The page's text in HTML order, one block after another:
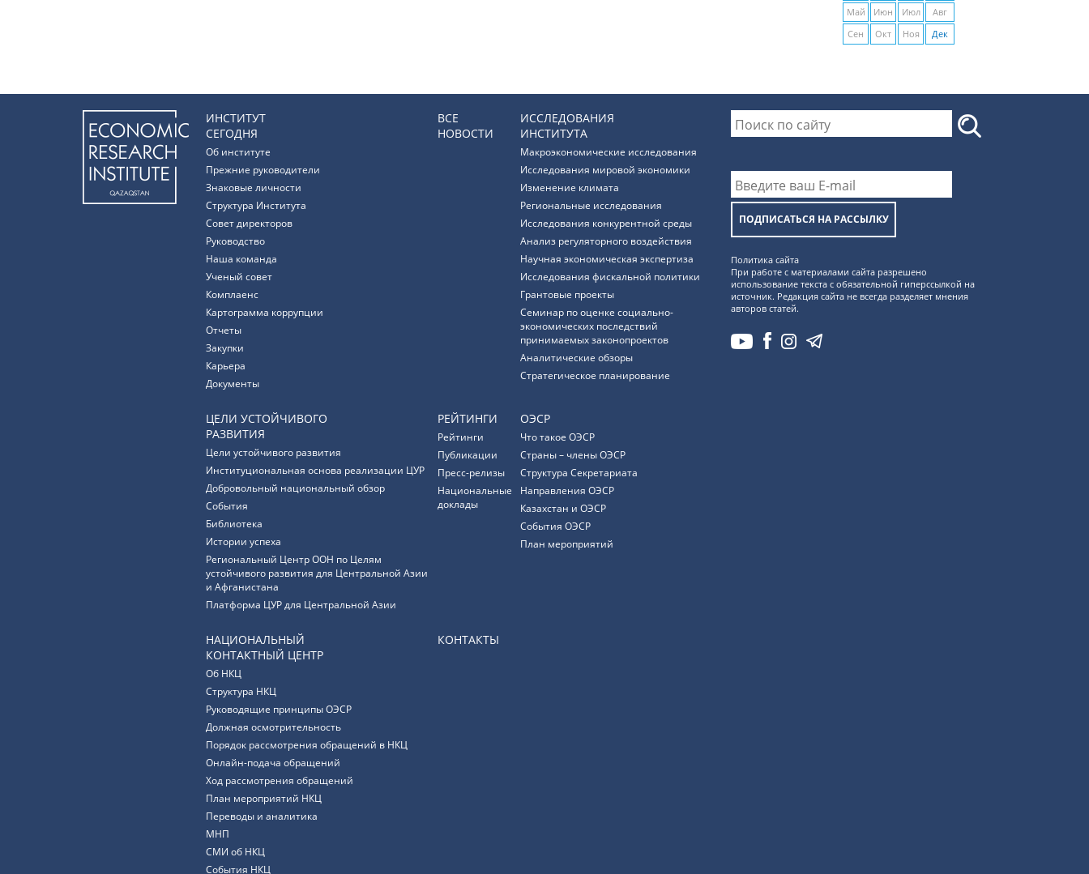
Май
Июн Июл
Авг
Сен
Окт Ноя Дек
ИНСТИТУТ
СЕГОДНЯ
Об институте
Прежние руководители
Знаковые личности
Структура Института
Совет директоров
Руководство
Наша команда
Ученый совет
Комплаенс
Картограмма коррупции
Отчеты
Закупки
Карьера
Документы
ВСЕ
НОВОСТИ
ИССЛЕДОВАНИЯ
ИНСТИТУТА
Макроэкономические исследования
Исследования мировой экономики
Изменение климата
Региональные исследования
Исследования конкурентной среды
Анализ регуляторного воздействия
Научная экономическая экспертиза
Исследования фискальной политики
Грантовые проекты
Семинар по оценке социально-
экономических последствий
принимаемых законопроектов
Аналитические обзоры
Стратегическое планирование
ЦЕЛИ УСТОЙЧИВОГО
РАЗВИТИЯ
Цели устойчивого развития
Институциональная основа реализации ЦУР
Добровольный национальный обзор
События
Библиотека
Истории успеха
Региональный Центр ООН по Целям
устойчивого развития для Центральной Азии
и Афганистана
Платформа ЦУР для Центральной Азии
РЕЙТИНГИ
Рейтинги
Публикации
Пресс-релизы
Национальные
доклады
ОЭСР
Что такое ОЭСР
Страны – члены ОЭСР
Структура Секретариата
Направления ОЭСР
Казахстан и ОЭСР
События ОЭСР
План мероприятий
НАЦИОНАЛЬНЫЙ
КОНТАКТНЫЙ ЦЕНТР
Об НКЦ
Структура НКЦ
Руководящие принципы ОЭСР
Должная осмотрительность
Порядок рассмотрения обращений в НКЦ
Онлайн-подача обращений
Ход рассмотрения обращений
План мероприятий НКЦ
Переводы и аналитика
МНП
СМИ об НКЦ
События НКЦ
КОНТАКТЫ
ПОДПИСАТЬСЯ НА РАССЫЛКУ
Политика сайта
При работе с материалами сайта разрешено
использование текста с обязательной гиперссылкой на
источник. Редакция сайта не всегда разделяет мнения
авторов статей.